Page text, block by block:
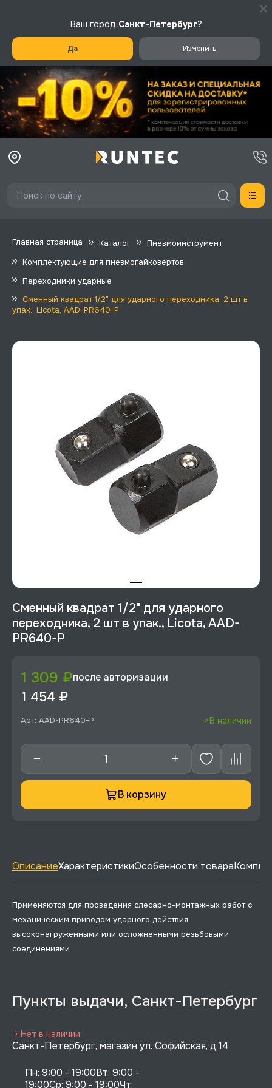
Ваш город Санкт-Петербург?
Да Изменить
Главная страница Каталог
Пневмоинструмент
Комплектующие для пневмогайковёртов
Переходники ударные
Сменный квадрат 1/2" для ударного переходника, 2 шт в
упак., Licota, AAD-PR640-P
Сменный квадрат 1/2" для ударного
переходника, 2 шт в упак., Licota, AAD-
PR640-P
1 309 ₽после авторизации
1 454 ₽
Арт: AAD-PR640-P В наличии
В корзину
ОписаниеХарактеристикиОсобенности товара
Применяются для проведения слесарно-монтажных работ с
механическим приводом ударного действия
высоконагруженными или осложненными резьбовыми
соединениями
Пункты выдачи, Санкт-Петербург
Санкт-Петербург, магазин ул. Софийская, д 14
Пн: 9:00 - 19:00Вт: 9:00 -
19:00Ср: 9:00 - 19:00Чт:
Нет в наличии